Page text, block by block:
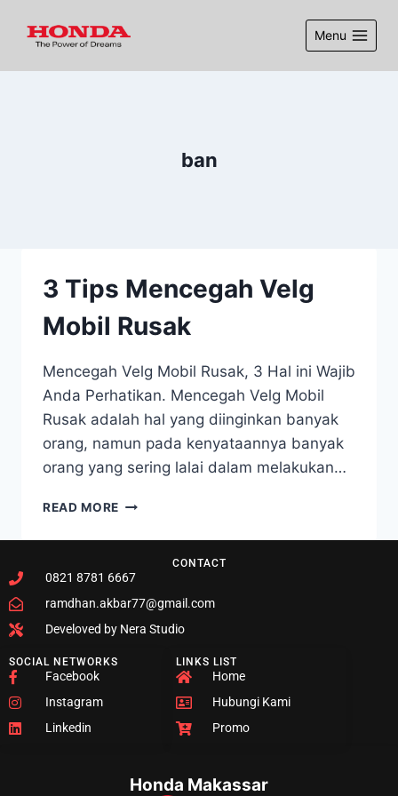
Menu
ban
3 Tips Mencegah Velg
Mobil Rusak
Mencegah Velg Mobil Rusak, 3 Hal ini Wajib
Anda Perhatikan. Mencegah Velg Mobil
Rusak adalah hal yang diinginkan banyak
orang, namun pada kenyataannya banyak
orang yang sering lalai dalam melakukan…
READ MORE
CONTACT
0821 8781 6667
ramdhan.akbar77@gmail.com
Develoved by Nera Studio
SOCIAL NETWORKS
Facebook
Instagram
Linkedin
LINKS LIST
Home
Hubungi Kami
Promo
Honda Makassar